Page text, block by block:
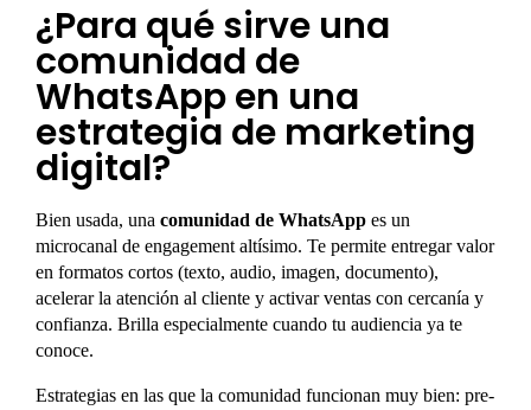
¿Para qué sirve una
comunidad de
WhatsApp en una
estrategia de marketing
digital?
Bien usada, una comunidad de WhatsApp es un
microcanal de engagement altísimo. Te permite entregar valor
en formatos cortos (texto, audio, imagen, documento),
acelerar la atención al cliente y activar ventas con cercanía y
confianza. Brilla especialmente cuando tu audiencia ya te
conoce.
Estrategias en las que la comunidad funcionan muy bien: pre-